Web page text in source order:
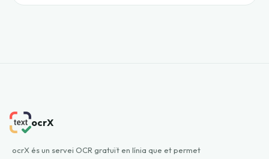
ocrX
ocrX és un servei OCR gratuït en línia que et permet